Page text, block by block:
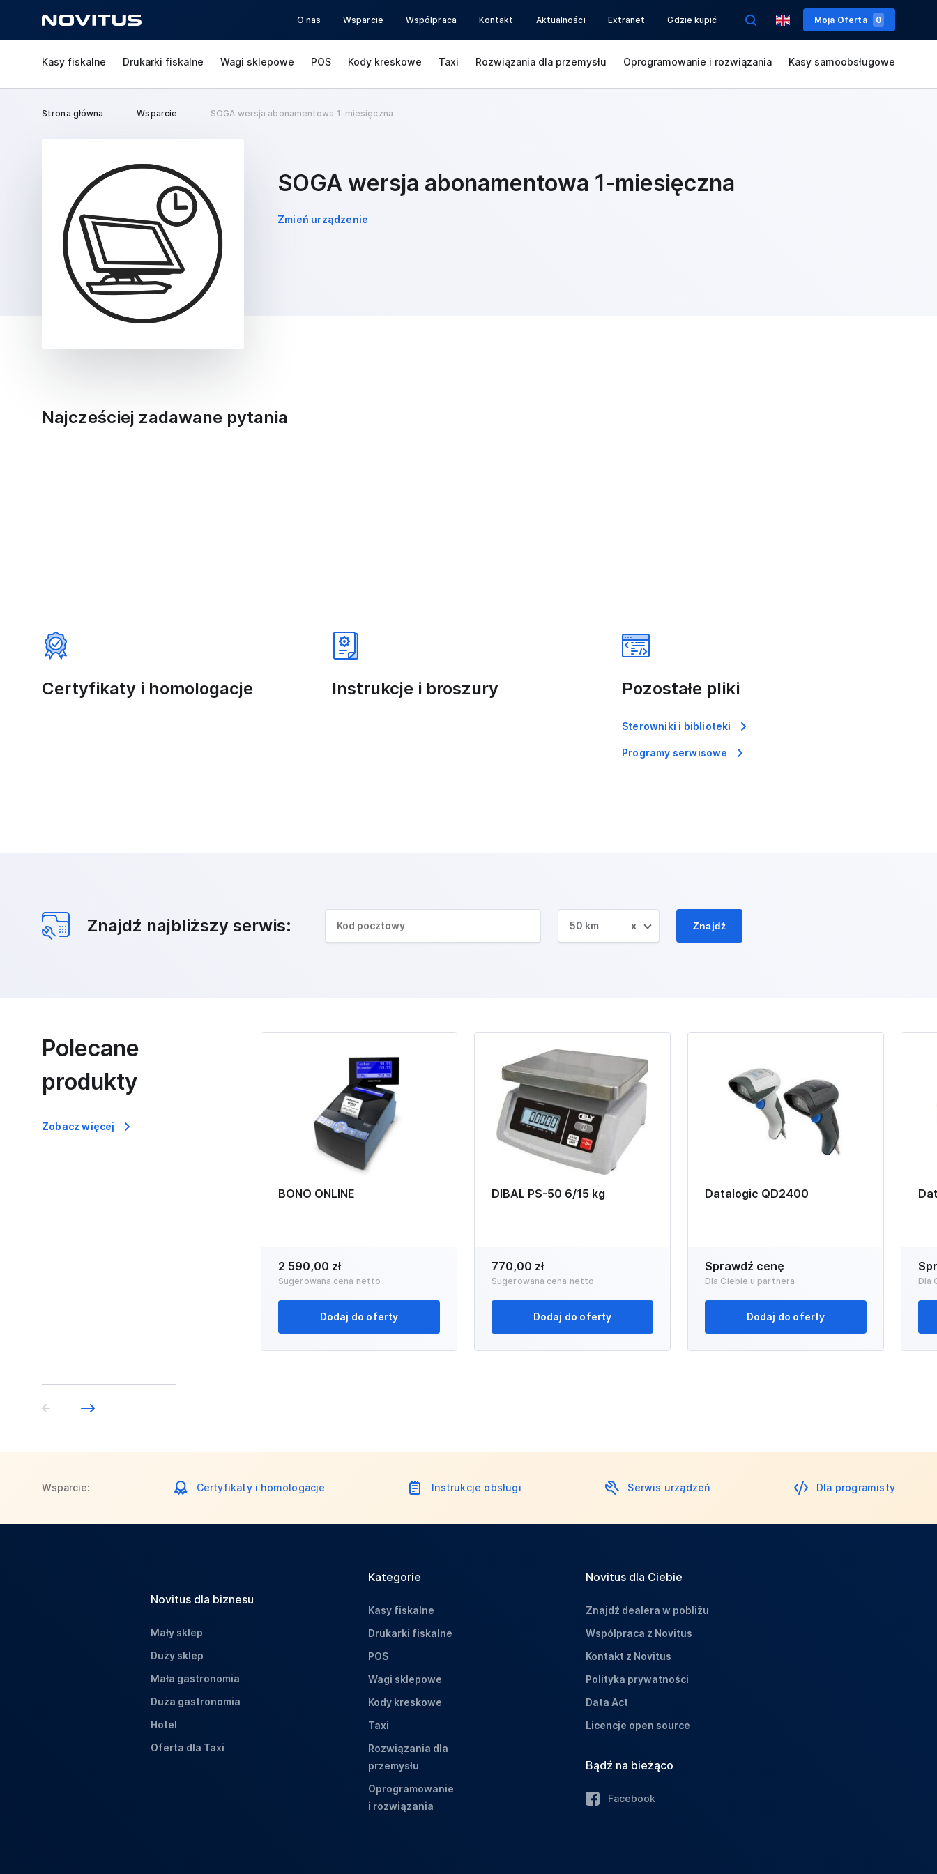
O nas Wsparcie Współpraca Kontakt Aktualności Extranet Gdzie kupić Moja Oferta 0
Kasy fiskalne Drukarki fiskalne Wagi sklepowe POS Kody kreskowe Taxi Rozwiązania dla przemysłu Oprogramowanie i rozwiązania Kasy samoobsługowe
Strona główna Wsparcie SOGA wersja abonamentowa 1-miesięczna
SOGA wersja abonamentowa 1-miesięczna
Zmień urządzenie
Najcześciej zadawane pytania
Certyfikaty i homologacje Instrukcje i broszury Pozostałe pliki
Sterowniki i biblioteki
Programy serwisowe
Znajdź najbliższy serwis: 50 km x Znajdź
Polecane
produkty
Zobacz więcej
BONO ONLINE
2 590,00 zł
Sugerowana cena netto
Dodaj do oferty
DIBAL PS-50 6/15 kg
770,00 zł
Sugerowana cena netto
Dodaj do oferty
Datalogic QD2400
Sprawdź cenę
Dla Ciebie u partnera
Dodaj do oferty
Dla
Wsparcie: Certyfikaty i homologacje Instrukcje obsługi Serwis urządzeń Dla programisty
Novitus dla biznesu
Mały sklep
Duży sklep
Mała gastronomia
Duża gastronomia
Hotel
Oferta dla Taxi
Kategorie
Kasy fiskalne
Drukarki fiskalne
POS
Wagi sklepowe
Kody kreskowe
Taxi
Rozwiązania dla
przemysłu
Oprogramowanie
i rozwiązania
Novitus dla Ciebie
Znajdź dealera w pobliżu
Współpraca z Novitus
Kontakt z Novitus
Polityka prywatności
Data Act
Licencje open source
Bądź na bieżąco
Facebook